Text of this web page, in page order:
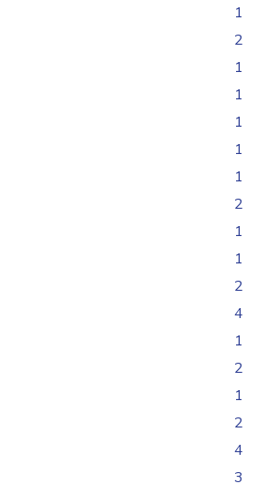
1
2
1
1
1
1
1
2
1
1
2
4
1
2
1
2
4
3